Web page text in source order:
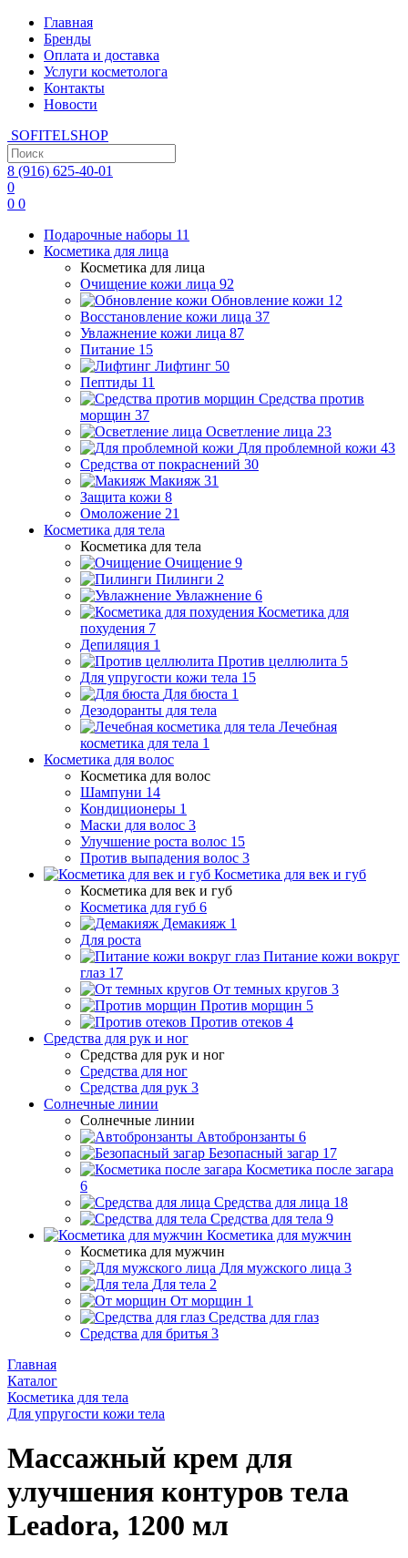
Главная
Бренды
Оплата и доставка
Услуги косметолога
Контакты
Новости
SOFITELSHOP
8 (916) 625-40-01
0
0 0
Подарочные наборы 11
Косметика для лица
Косметика для лица
Очищение кожи лица 92
Обновление кожи 12
Восстановление кожи лица 37
Увлажнение кожи лица 87
Питание 15
Лифтинг 50
Пептиды 11
Средства против
морщин 37
Осветление лица 23
Для проблемной кожи 43
Средства от покраснений 30
Макияж 31
Защита кожи 8
Омоложение 21
Косметика для тела
Косметика для тела
Очищение 9
Пилинги 2
Увлажнение 6
Косметика для
похудения 7
Депиляция 1
Против целлюлита 5
Для упругости кожи тела 15
Для бюста 1
Дезодоранты для тела
Лечебная
косметика для тела 1
Косметика для волос
Косметика для волос
Шампуни 14
Кондиционеры 1
Маски для волос 3
Улучшение роста волос 15
Против выпадения волос 3
Косметика для век и губ
Косметика для век и губ
Косметика для губ 6
Демакияж 1
Для роста
Питание кожи вокруг
глаз 17
От темных кругов 3
Против морщин 5
Против отеков 4
Средства для рук и ног
Средства для рук и ног
Средства для ног
Средства для рук 3
Солнечные линии
Солнечные линии
Автобронзанты 6
Безопасный загар 17
Косметика после загара
6
Средства для лица 18
Средства для тела 9
Косметика для мужчин
Косметика для мужчин
Для мужского лица 3
Для тела 2
От морщин 1
Средства для глаз
Средства для бритья 3
Главная
Каталог
Косметика для тела
Для упругости кожи тела
Массажный крем для
улучшения контуров тела
Leadora, 1200 мл